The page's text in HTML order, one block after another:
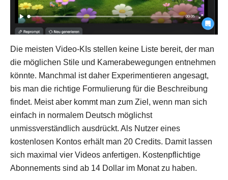
Die meisten Video-KIs stellen keine Liste bereit, der man
die möglichen Stile und Kamerabewegungen entnehmen
könnte. Manchmal ist daher Experimentieren angesagt,
bis man die richtige Formulierung für die Beschreibung
findet. Meist aber kommt man zum Ziel, wenn man sich
einfach in normalem Deutsch möglichst
unmissverständlich ausdrückt. Als Nutzer eines
kostenlosen Kontos erhält man 20 Credits. Damit lassen
sich maximal vier Videos anfertigen. Kostenpflichtige
Abonnements sind ab 14 Dollar im Monat zu haben.